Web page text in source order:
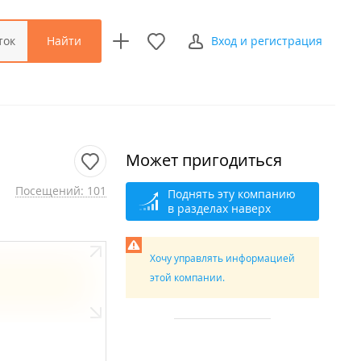
Найти Вход и регистрация
Посещений: 101
Может пригодиться
Поднять эту компанию
в разделах наверх
Хочу управлять информацией
этой компании.